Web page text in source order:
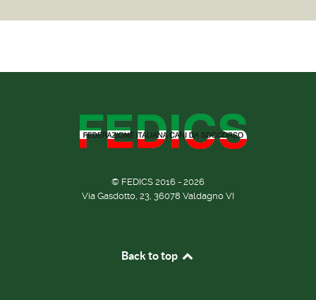
© FEDICS 2016 - 2026
Via Gasdotto, 23, 36078 Valdagno VI
Back to top